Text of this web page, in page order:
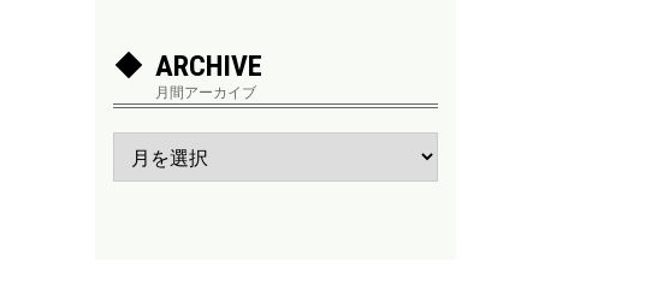
ARCHIVE
月間アーカイブ